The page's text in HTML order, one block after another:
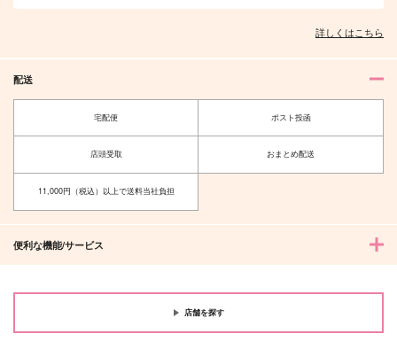
詳しくはこちら
配送
宅配便 ポスト投函
店頭受取 おまとめ配送
11,000円（税込）以上で送料当社負担
便利な機能/サービス
店舗を探す